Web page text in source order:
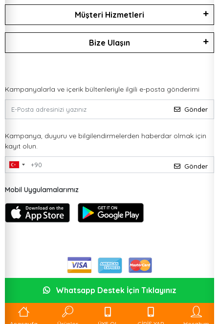
Müşteri Hizmetleri
Bize Ulaşın
Kampanyalarla ve içerik bültenleriyle ilgili e-posta gönderimi
Gönder
Kampanya, duyuru ve bilgilendirmelerden haberdar olmak için
kayıt olun.
Gönder
Mobil Uygulamalarımız
Whatsapp Destek İçin Tıklayınız